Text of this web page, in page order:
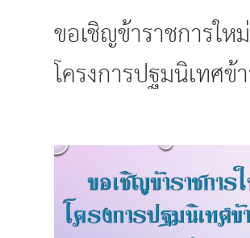
ขอเชิญข้าราชการใ
โครงการปฐมนิเทศ